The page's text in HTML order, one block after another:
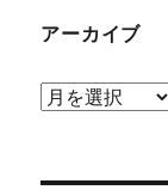
アーカイブ
ア